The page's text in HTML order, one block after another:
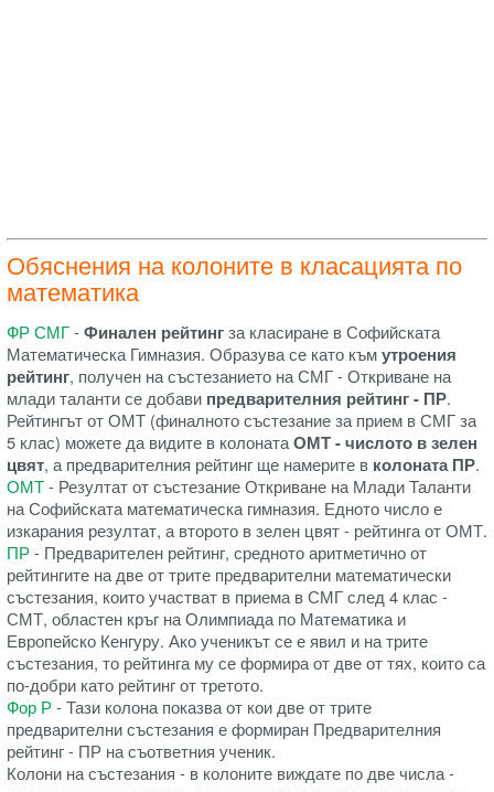
Обяснения на колоните в класацията по
математика
ФР СМГ-Финален рейтингза класиране в Софийската
Математическа Гимназия. Образува се като къмутроения
рейтинг, получен на състезанието на СМГ - Откриване на
млади таланти се добави предварителния рейтинг - ПР.
Рейтингът от ОМТ (финалното състезание за прием в СМГ за
5 клас) можете да видите в колонатаОМТ - числото в зелен
цвят, а предварителния рейтинг ще намерите в колоната ПР.
ОМТ- Резултат от състезание Откриване на Млади Таланти
на Софийската математическа гимназия. Едното число е
изкарания резултат, а второто в зелен цвят - рейтинга от ОМТ.
ПР- Предварителен рейтинг, средното аритметично от
рейтингите на две от трите предварителни математически
състезания, които участват в приема в СМГ след 4 клас -
СМТ, областен кръг на Олимпиада по Математика и
Европейско Кенгуру. Ако ученикът се е явил и на трите
състезания, то рейтинга му се формира от две от тях, които са
по-добри като рейтинг от третото.
Фор Р- Тази колона показва от кои две от трите
предварителни състезания е формиран Предварителния
рейтинг - ПР на съответния ученик.
Колони на състезания - в колоните виждате по две числа -